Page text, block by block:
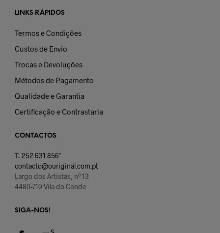
LINKS RÁPIDOS
Termos e Condições
Custos de Envio
Trocas e Devoluções
Métodos de Pagamento
Qualidade e Garantia
Certificação e Contrastaria
CONTACTOS
T. 252 631 856*
contacto@ouriginal.com.pt
Largo dos Artistas, nº 13
4480-710 Vila do Conde
SIGA-NOS!